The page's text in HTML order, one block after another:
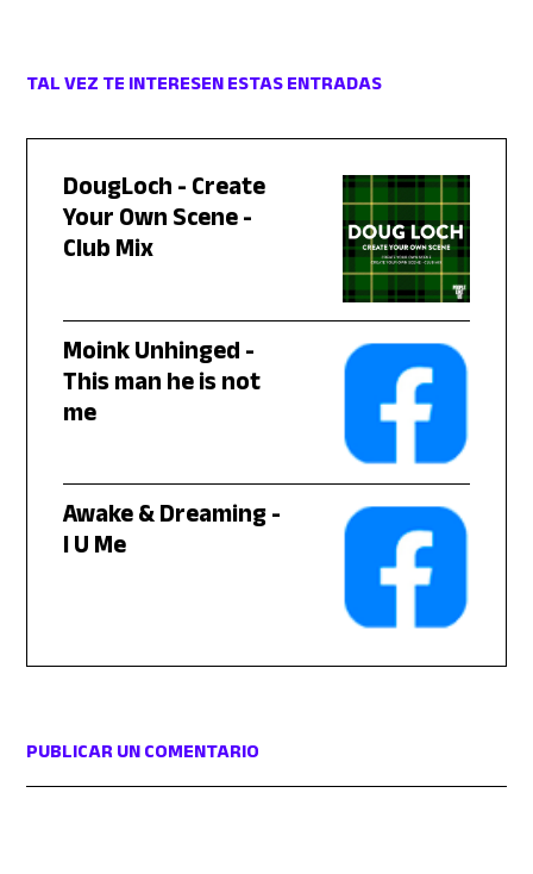
TAL VEZ TE INTERESEN ESTAS ENTRADAS
DougLoch - Create
Your Own Scene -
Club Mix
Moink Unhinged -
This man he is not
me
Awake & Dreaming -
I U Me
PUBLICAR UN COMENTARIO